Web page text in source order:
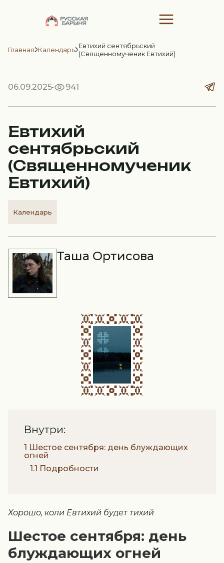
Главная Календарь Евтихий сентябрьский
(Священномученик Евтихий)
06.09.2025 941
Евтихий
сентябрьский
(Священномученик
Евтихий)
Календарь
Таша Ортисова
Внутри:
1 Шестое сентября: день блуждающих
огней
1.1 Подробности
Хорошо, коли Евтихий будет тихий
Шестое сентября: день
блуждающих огней